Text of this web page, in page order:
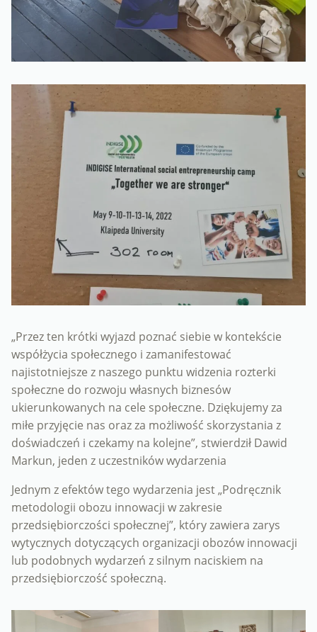
„Przez ten krótki wyjazd poznać siebie w kontekście
współżycia społecznego i zamanifestować
najistotniejsze z naszego punktu widzenia rozterki
społeczne do rozwoju własnych biznesów
ukierunkowanych na cele społeczne. Dziękujemy za
miłe przyjęcie nas oraz za możliwość skorzystania z
doświadczeń i czekamy na kolejne”, stwierdził Dawid
Markun, jeden z uczestników wydarzenia
Jednym z efektów tego wydarzenia jest „Podręcznik
metodologii obozu innowacji w zakresie
przedsiębiorczości społecznej”, który zawiera zarys
wytycznych dotyczących organizacji obozów innowacji
lub podobnych wydarzeń z silnym naciskiem na
przedsiębiorczość społeczną.